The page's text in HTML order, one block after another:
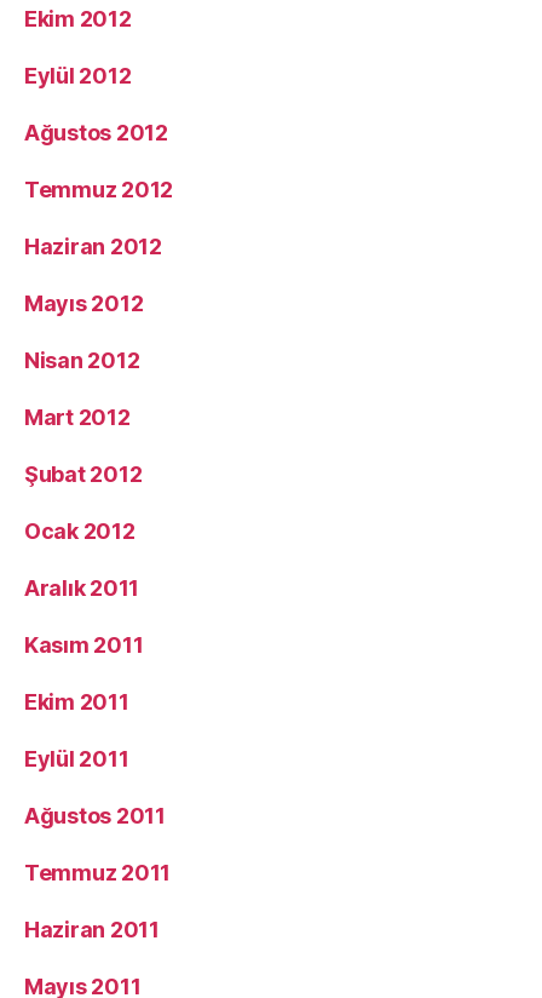
Ekim 2012
Eylül 2012
Ağustos 2012
Temmuz 2012
Haziran 2012
Mayıs 2012
Nisan 2012
Mart 2012
Şubat 2012
Ocak 2012
Aralık 2011
Kasım 2011
Ekim 2011
Eylül 2011
Ağustos 2011
Temmuz 2011
Haziran 2011
Mayıs 2011